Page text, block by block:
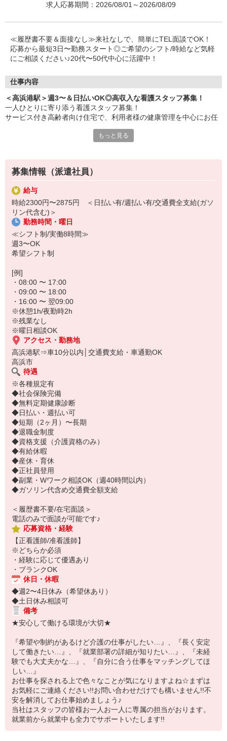
求人応募期間：2026/08/01～2026/08/09
≪履歴書不要＆面接なし≫来社なしで、簡単にTEL面談でOK！
応募から最短3日〜勤務スタート◎ご希望のシフト/時給など気軽
にご相談ください♪20代〜50代中心に活躍中！
仕事内容
＜高浜港駅＞週3〜＆日払いOK◎高収入な看護スタッフ募集！
一人ひとりに寄り添う看護スタッフ募集！
サービス付き高齢者向け住宅で、利用者様の健康管理を中心にお任
・バイタルチェック
・健康管理や見守り
・けがや急病の対応
・お話相手/健康相談 など
[日収例]
時給2300円×実働8h＝18,400円
▼人気なポイント！
・急な出費にも安心な「日払い・週払い」制度あり◎
・健康管理がメインのため、ブランクがあっても安心して復帰でき
ます！
もっと見る
募集情報（派遣社員）
給与
時給2300円〜2875円 ＜日払い有/週払い有/交通費全支給(ガソ
リン代含む)＞
勤務時間・曜日
≪シフト制/実働8時間≫
週3〜OK
希望シフト制
[例]
・08:00 〜 17:00
・09:00 〜 18:00
・16:00 〜 翌09:00
※休憩1h/夜勤時2h
※残業なし
※曜日相談OK
アクセス・勤務地
高浜港駅⇒車10分以内│交通費支給・車通勤OK
高浜市
待遇
※各種規定有
◆社会保険完備
◆無料定期健康診断
◆日払い・週払い可
◆短期（2ヶ月）〜長期
◆退職金制度
◆資格支援（介護資格のみ）
◆有給休暇
◆産休・育休
◆正社員登用
◆副業・Wワーク相談OK（週40時間以内）
◆ガソリン代含め交通費全額支給
＜履歴書不要/在宅面談＞
電話のみで面談が可能です♪
応募資格・経験
【正看護師/准看護師】
※どちらか必須
・経験に応じて優遇あり
・ブランクOK
休日・休暇
◆週2〜4日休み（希望休あり）
◆土日休み相談可
備考
★安心して働ける環境が大切★
『希望や制約があるけど介護の仕事がしたい…』、『長く安定
して働きたい…』、『就業部署の詳細が知りたい…』、『未経
験でも大丈夫かな…』、『自分に合う仕事をマッチングしてほ
しい…』
お仕事を探される上で色々なことが気になりますよね☆まずは
お気軽にご連絡ください!!お問い合わせだけでも構いません!!不
安を解消してお仕事始めましょう♪
当社はスタッフの皆様お一人お一人に専属の担当がおります。
就業前から就業中も全力でサポートいたします!!